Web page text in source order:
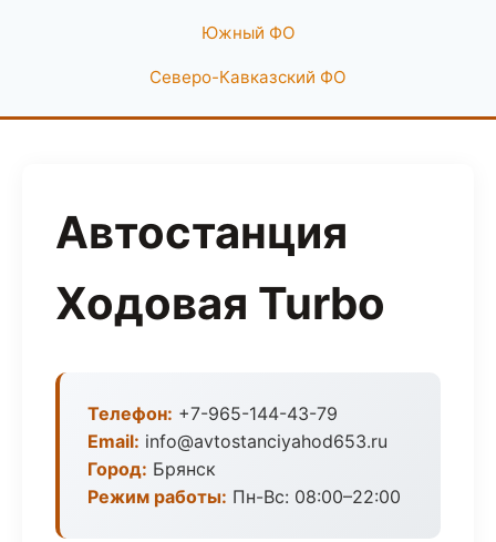
Южный ФО
Северо-Кавказский ФО
Автостанция
Ходовая Turbo
Телефон: +7-965-144-43-79
Email: info@avtostanciyahod653.ru
Город: Брянск
Режим работы: Пн-Вс: 08:00–22:00